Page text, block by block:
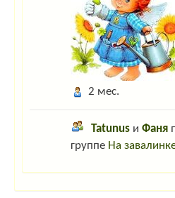
2 мес.
Tatunus и Фаня
группе На